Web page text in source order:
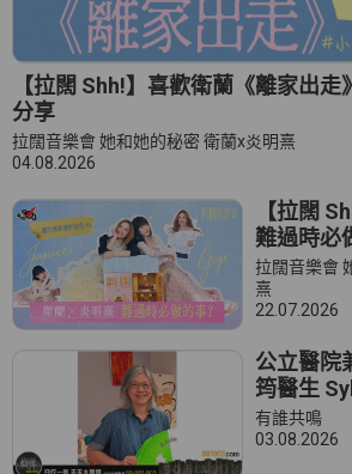
【拉闊 Shh!】喜歡衛蘭《離家出
分享
拉闊音樂會 她和她的秘密 衛蘭x炎明熹
04.08.2026
【拉闊
難過時必
和她的秘
拉闊音樂會
熹
22.07.2026
公立醫院
筠醫生
有誰共鳴
03.08.2026